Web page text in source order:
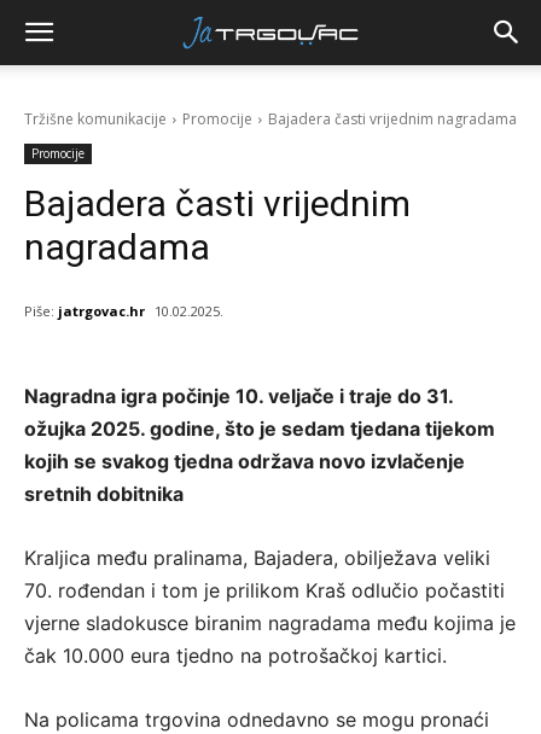
Tržišne komunikacije Promocije Bajadera časti vrijednim nagradama
Promocije
Bajadera časti vrijednim
nagradama
Piše: jatrgovac.hr 10.02.2025.
Nagradna igra počinje 10. veljače i traje do 31.
ožujka 2025. godine, što je sedam tjedana tijekom
kojih se svakog tjedna održava novo izvlačenje
sretnih dobitnika
Kraljica među pralinama, Bajadera, obilježava veliki
70. rođendan i tom je prilikom Kraš odlučio počastiti
vjerne sladokusce biranim nagradama među kojima je
čak 10.000 eura tjedno na potrošačkoj kartici.
Na policama trgovina odnedavno se mogu pronaći